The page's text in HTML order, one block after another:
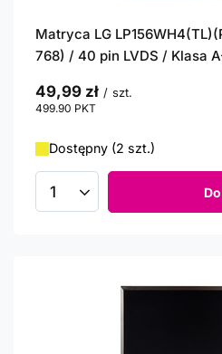
Matryca LG
768) / 40 pin LVDS / Klasa
49,99 zł / szt.
499.90 PKT
Dostępny (2 szt.)
Ilość produktów